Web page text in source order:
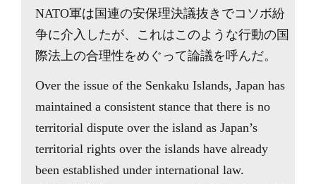
NATO軍は国連の安保理決議抜きでコソボ紛
争に介入したが、これはこのような行動の国
際法上の合理性をめぐって論議を呼んだ。
Over the issue of the Senkaku Islands, Japan has
maintained a consistent stance that there is no
territorial dispute over the island as Japan’s
territorial rights over the islands have already
been established under international law.